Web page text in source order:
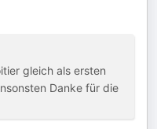
gleich als ersten
Danke für die